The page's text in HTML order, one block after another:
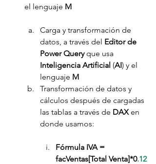
el lenguaje M
Carga y transformación de
datos, a través del Editor de
Power Query que usa
Inteligencia Artificial (AI) y el
lenguaje M
Transformación de datos y
cálculos después de cargadas
las tablas a través de DAX en
donde usamos:
Fórmula IVA =
facVentas[Total Venta]*0.12